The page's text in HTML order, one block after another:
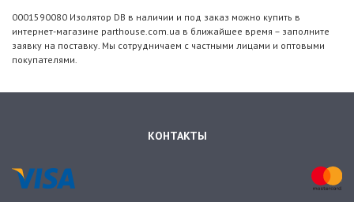
0001590080 Изолятор DB в наличии и под заказ можно купить в
интернет-магазине parthouse.com.ua в ближайшее время – заполните
заявку на поставку. Мы сотрудничаем с частными лицами и оптовыми
покупателями.
КОНТАКТЫ